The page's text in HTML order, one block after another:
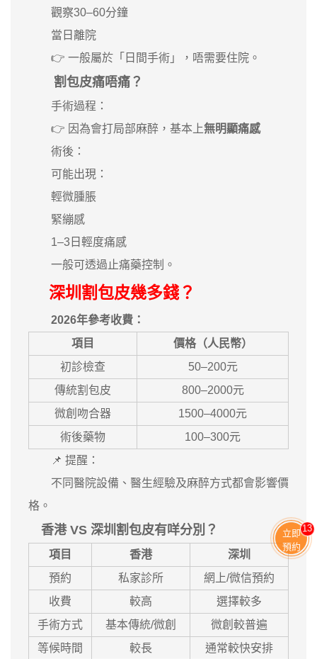
觀察30–60分鐘
當日離院
👉 一般屬於「日間手術」，唔需要住院。
割包皮痛唔痛？
手術過程：
👉 因為會打局部麻醉，基本上無明顯痛感
術後：
可能出現：
輕微腫脹
緊繃感
1–3日輕度痛感
一般可透過止痛藥控制。
深圳割包皮幾多錢？
2026年參考收費：
項目
價格（人民幣）
初診檢查
50–200元
傳統割包皮
800–2000元
微創吻合器
1500–4000元
術後藥物
100–300元
📌 提醒：
不同醫院設備、醫生經驗及麻醉方式都會影響價
格。
香港 VS 深圳割包皮有咩分別？
項目 香港
深圳
預約
私家診所
網上/微信預約
收費
較高
選擇較多
手術方式
基本傳統/微創
微創較普遍
等候時間
較長
通常較快安排
立即
預約
13